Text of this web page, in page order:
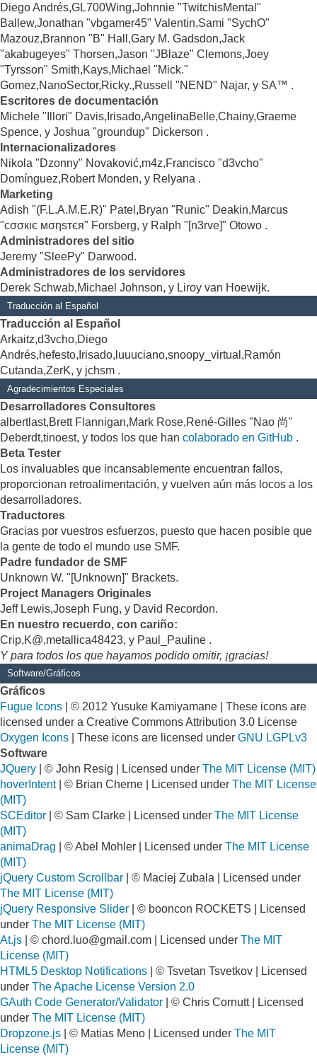
Diego Andrés,GL700Wing,Johnnie "TwitchisMental"
Ballew,Jonathan "vbgamer45" Valentin,Sami "SychO"
Mazouz,Brannon "B" Hall,Gary M. Gadsdon,Jack
"akabugeyes" Thorsen,Jason "JBlaze" Clemons,Joey
"Tyrsson" Smith,Kays,Michael "Mick."
Gomez,NanoSector,Ricky.,Russell "NEND" Najar, y SA™ .
Escritores de documentación
Michele "Illori" Davis,Irisado,AngelinaBelle,Chainy,Graeme
Spence, y Joshua "groundup" Dickerson .
Internacionalizadores
Nikola "Dzonny" Novaković,m4z,Francisco "d3vcho"
Domínguez,Robert Monden, y Relyana .
Marketing
Adish "(F.L.A.M.E.R)" Patel,Bryan "Runic" Deakin,Marcus
"cσσкιє мσηѕтєя" Forsberg, y Ralph "[n3rve]" Otowo .
Administradores del sitio
Jeremy "SleePy" Darwood.
Administradores de los servidores
Derek Schwab,Michael Johnson, y Liroy van Hoewijk.
Traducción al Español
Traducción al Español
Arkaitz,d3vcho,Diego
Andrés,hefesto,Irisado,luuuciano,snoopy_virtual,Ramón
Cutanda,ZerK, y jchsm .
Agradecimientos Especiales
Desarrolladores Consultores
albertlast,Brett Flannigan,Mark Rose,René-Gilles "Nao 尚"
Deberdt,tinoest, y todos los que han colaborado en GitHub .
Beta Tester
Los invaluables que incansablemente encuentran fallos,
proporcionan retroalimentación, y vuelven aún más locos a los
desarrolladores.
Traductores
Gracias por vuestros esfuerzos, puesto que hacen posible que
la gente de todo el mundo use SMF.
Padre fundador de SMF
Unknown W. "[Unknown]" Brackets.
Project Managers Originales
Jeff Lewis,Joseph Fung, y David Recordon.
En nuestro recuerdo, con cariño:
Crip,K@,metallica48423, y Paul_Pauline .
Y para todos los que hayamos podido omitir, ¡gracias!
Software/Gráficos
Gráficos
Fugue Icons | © 2012 Yusuke Kamiyamane | These icons are
licensed under a Creative Commons Attribution 3.0 License
Oxygen Icons | These icons are licensed under GNU LGPLv3
Software
JQuery | © John Resig | Licensed under The MIT License (MIT)
hoverIntent| © Brian Cherne | Licensed under The MIT License
(MIT)
SCEditor | © Sam Clarke | Licensed under The MIT License
(MIT)
animaDrag | © Abel Mohler | Licensed under The MIT License
(MIT)
jQuery Custom Scrollbar | © Maciej Zubala | Licensed under
The MIT License (MIT)
jQuery Responsive Slider | © booncon ROCKETS | Licensed
under The MIT License (MIT)
At.js | © chord.luo@gmail.com | Licensed under The MIT
License (MIT)
HTML5 Desktop Notifications | © Tsvetan Tsvetkov | Licensed
under The Apache License Version 2.0
GAuth Code Generator/Validator | © Chris Cornutt | Licensed
under The MIT License (MIT)
Dropzone.js | © Matias Meno | Licensed under The MIT
License (MIT)